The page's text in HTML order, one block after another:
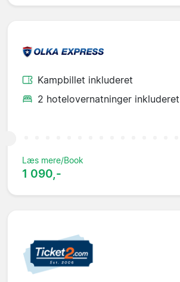
Kampbillet inkluderet
2 hotelovernatninger inkluderet
Læs mere/Book
1 090,-